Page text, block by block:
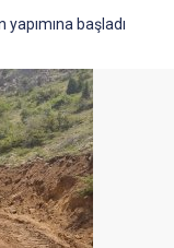
yapımına başladı